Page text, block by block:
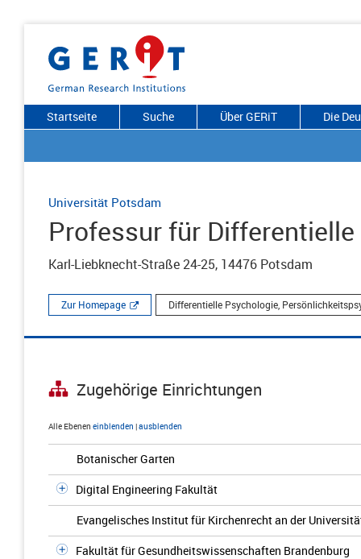
Startseite Suche Über GERiT Die
Universität Potsdam
Professur für
Karl-Liebknecht-Straße 24-25, 14476 Potsdam
Zur Homepage Differentielle Psychologie,
Zugehörige Einrichtungen
Alle Ebenen einblenden |ausblenden
Botanischer Garten
Digital Engineering Fakultät
Evangelisches Institut für Kirchenrecht an der
Fakultät für Gesundheitswissenschaften Brandenburg